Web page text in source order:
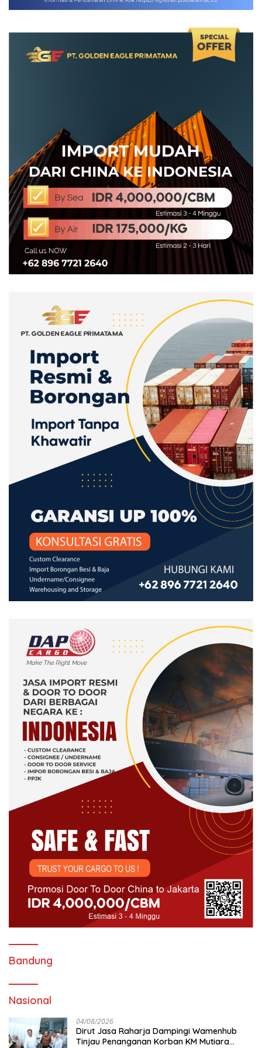
Bandung
Nasional
04/08/2026
Dirut Jasa Raharja Dampingi Wamenhub
Tinjau Penanganan Korban KM Mutiara